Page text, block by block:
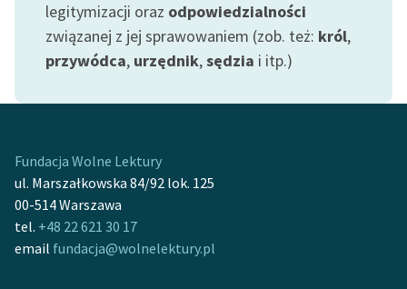
Logotypy
Materiały promocyjne
Polityka prywatności
Dane fundacji i
sprawozdania finansowe
Regulamin darowizn
Informacja o treściach
legitymizacji oraz odpowiedzialności
związanej z jej sprawowaniem (zob. też: król,
przywódca, urzędnik,sędzia i itp.)
Fundacja Wolne Lektury
ul. Marszałkowska 84/92 lok. 125
00-514 Warszawa
tel. +48 22 621 30 17
email fundacja@wolnelektury.pl